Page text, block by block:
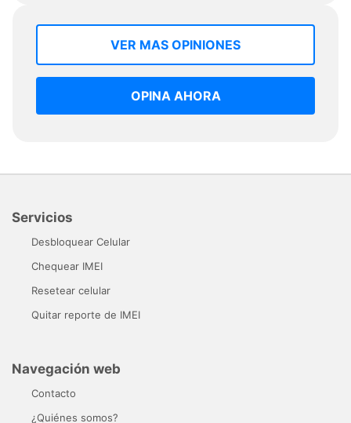
VER MAS OPINIONES
OPINA AHORA
Servicios
Desbloquear Celular
Chequear IMEI
Resetear celular
Quitar reporte de IMEI
Navegación web
Contacto
¿Quiénes somos?